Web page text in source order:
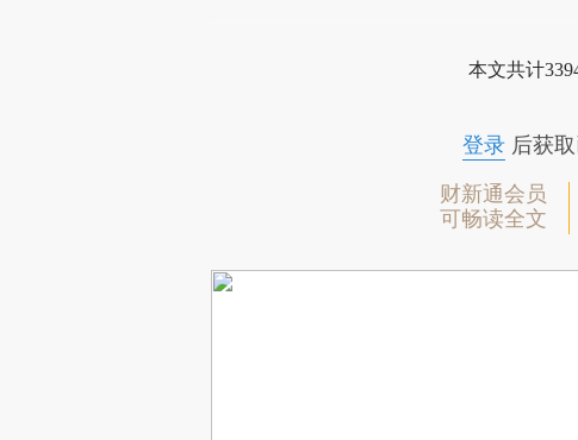
本文共计
登录后获取
财新通会员
可畅读全文